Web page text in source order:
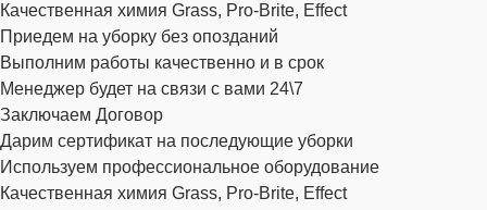
Качественная химия Grass, Pro-Brite, Effect
Приедем на уборку без опозданий
Выполним работы качественно и в срок
Менеджер будет на связи с вами 24\7
Заключаем Договор
Дарим сертификат на последующие уборки
Используем профессиональное оборудование
Качественная химия Grass, Pro-Brite, Effect